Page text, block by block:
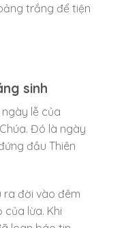
trắng để tiện
sinh
lễ của
Đó là ngày
đầu Thiên
ra đời vào đêm
lừa. Khi